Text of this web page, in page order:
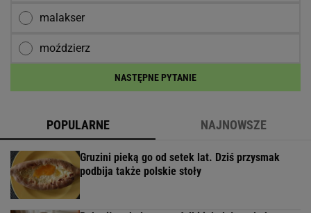
malakser
moździerz
NASTĘPNE PYTANIE
POPULARNE NAJNOWSZE
Gruzini pieką go od setek lat. Dziś przysmak
podbija także polskie stoły